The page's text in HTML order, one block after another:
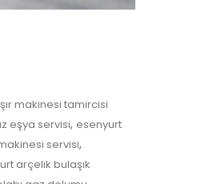
makinesi tamircisi
eşya servisi, esenyurt
servisi,
arçelik bulaşık